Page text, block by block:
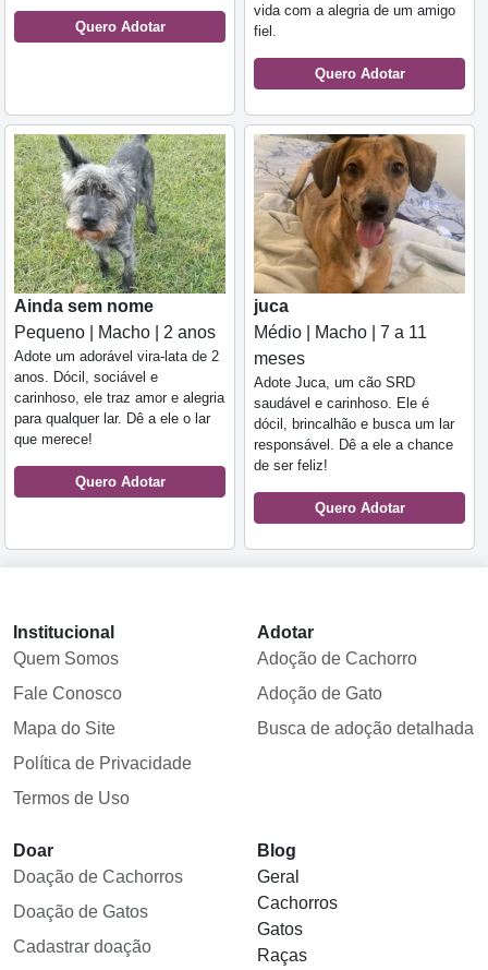
Quero Adotar
vida com a alegria de um amigo
fiel.
Quero Adotar
Ainda sem nome
Pequeno | Macho | 2 anos
Adote um adorável vira-lata de 2
anos. Dócil, sociável e
carinhoso, ele traz amor e alegria
para qualquer lar. Dê a ele o lar
que merece!
Quero Adotar
juca
Médio | Macho | 7 a 11
meses
Adote Juca, um cão SRD
saudável e carinhoso. Ele é
dócil, brincalhão e busca um lar
responsável. Dê a ele a chance
de ser feliz!
Quero Adotar
Institucional
Quem Somos
Fale Conosco
Mapa do Site
Política de Privacidade
Termos de Uso
Adotar
Adoção de Cachorro
Adoção de Gato
Busca de adoção detalhada
Doar
Doação de Cachorros
Doação de Gatos
Cadastrar doação
Blog
Geral
Cachorros
Gatos
Raças